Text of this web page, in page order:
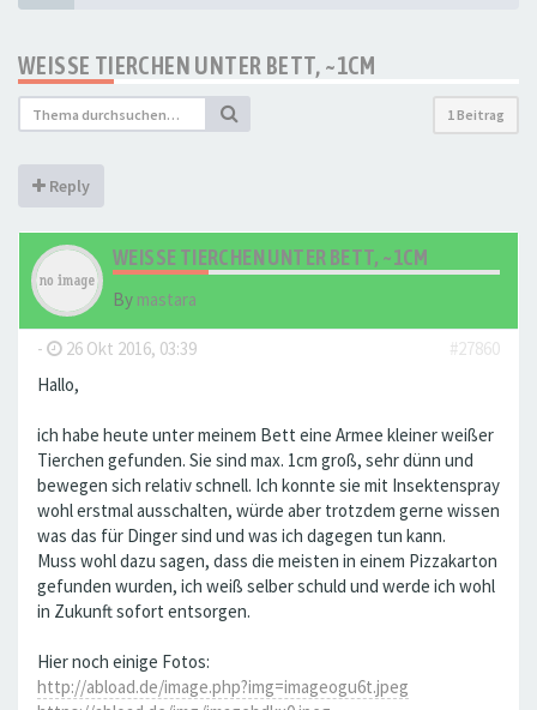
WEISSE TIERCHEN UNTER BETT, ~1CM
1 Beitrag
Reply
WEISSE TIERCHEN UNTER BETT, ~1CM
By mastara
- 26 Okt 2016, 03:39
#27860
Hallo,
ich habe heute unter meinem Bett eine Armee kleiner weißer
Tierchen gefunden. Sie sind max. 1cm groß, sehr dünn und
bewegen sich relativ schnell. Ich konnte sie mit Insektenspray
wohl erstmal ausschalten, würde aber trotzdem gerne wissen
was das für Dinger sind und was ich dagegen tun kann.
Muss wohl dazu sagen, dass die meisten in einem Pizzakarton
gefunden wurden, ich weiß selber schuld und werde ich wohl
in Zukunft sofort entsorgen.
Hier noch einige Fotos:
http://abload.de/image.php?img=imageogu6t.jpeg